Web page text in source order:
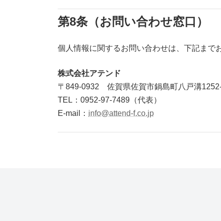
第8条（お問い合わせ窓口）
個人情報に関するお問い合わせは、下記まで
株式会社アテンド
〒849-0932 佐賀県佐賀市鍋島町八戸溝
TEL：0952-97-7489（代表）
E-mail： info@attend-f.co.jp